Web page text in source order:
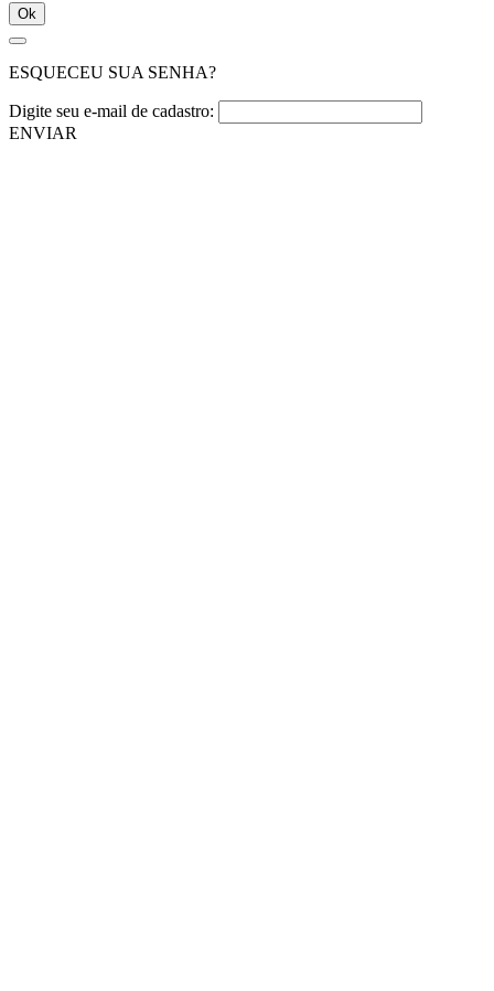
Ok
ESQUECEU SUA SENHA?
Digite seu e-mail de cadastro:
ENVIAR